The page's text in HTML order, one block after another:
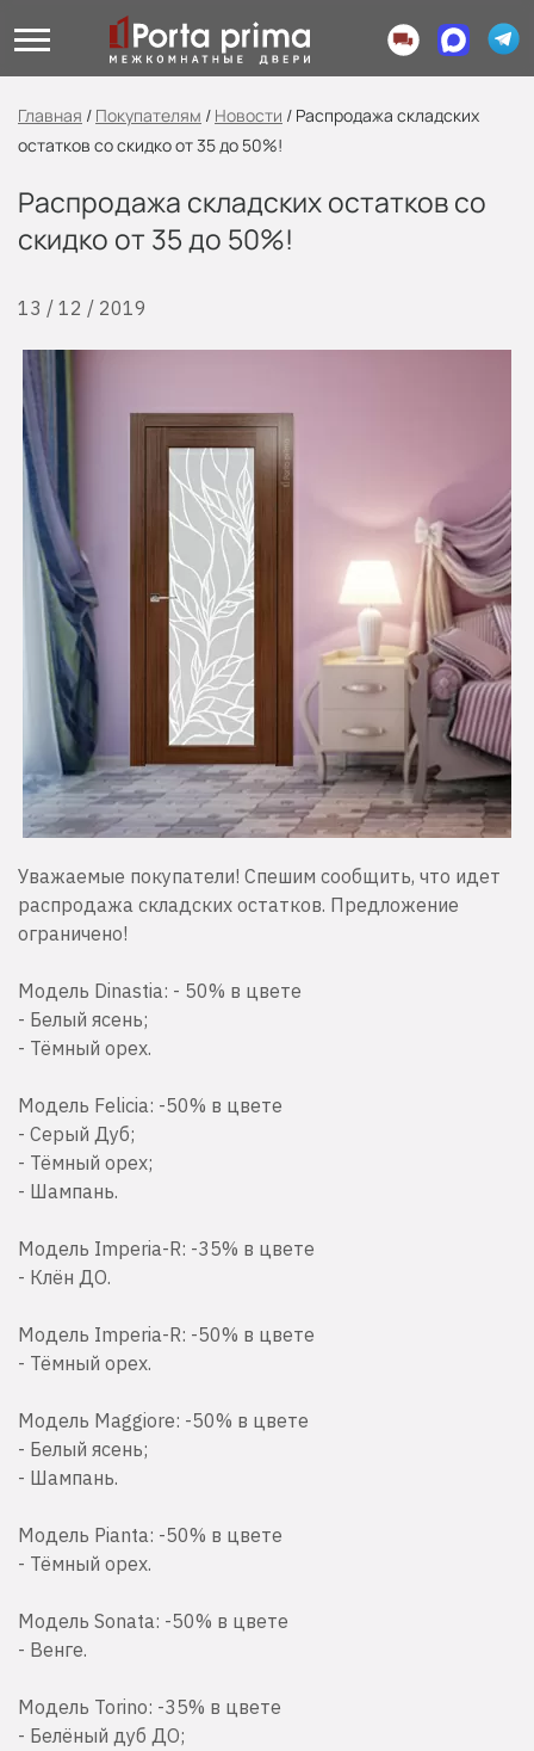
Главная / Покупателям / Новости / Распродажа складских
остатков со скидко от 35 до 50%!
Распродажа складских остатков со
скидко от 35 до 50%!
13 / 12 / 2019
Уважаемые покупатели! Спешим сообщить, что идет
распродажа складских остатков. Предложение
ограничено!
Модель Dinastia: - 50% в цвете
- Белый ясень;
- Тёмный орех.
Модель Felicia: -50% в цвете
- Серый Дуб;
- Тёмный орех;
- Шампань.
Модель Imperia-R: -35% в цвете
- Клён ДО.
Модель Imperia-R: -50% в цвете
- Тёмный орех.
Модель Maggiore: -50% в цвете
- Белый ясень;
- Шампань.
Модель Pianta: -50% в цвете
- Тёмный орех.
Модель Sonata: -50% в цвете
- Венге.
Модель Torino: -35% в цвете
- Белёный дуб ДО;